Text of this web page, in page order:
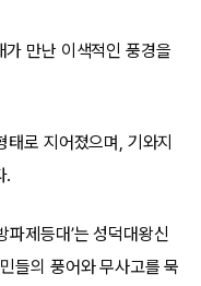
만난 이색적인 풍경을
태로 지어졌으며, 기와지
.
파제등대’는 성덕대왕신
들의 풍어와 무사고를 묵